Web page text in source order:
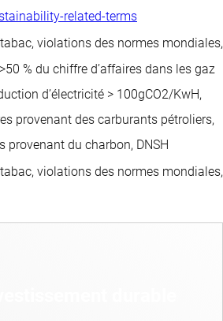
related-terms
violations des normes mondiales,
% du chiffre d’affaires dans les gaz
d’électricité > 100gCO2/KwH,
provenant des carburants pétroliers,
provenant du charbon, DNSH
violations des normes mondiales,